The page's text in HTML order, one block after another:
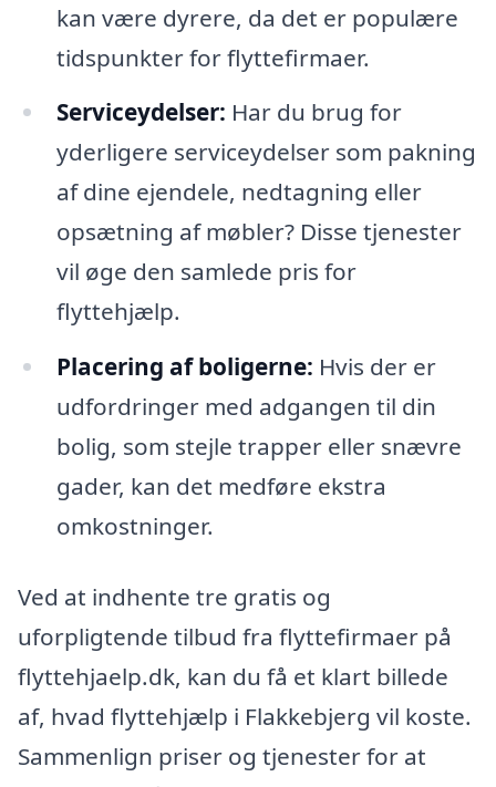
kan være dyrere, da det er populære
tidspunkter for flyttefirmaer.
Serviceydelser: Har du brug for
yderligere serviceydelser som pakning
af dine ejendele, nedtagning eller
opsætning af møbler? Disse tjenester
vil øge den samlede pris for
flyttehjælp.
Placering af boligerne: Hvis der er
udfordringer med adgangen til din
bolig, som stejle trapper eller snævre
gader, kan det medføre ekstra
omkostninger.
Ved at indhente tre gratis og
uforpligtende tilbud fra flyttefirmaer på
flyttehjaelp.dk, kan du få et klart billede
af, hvad flyttehjælp i Flakkebjerg vil koste.
Sammenlign priser og tjenester for at